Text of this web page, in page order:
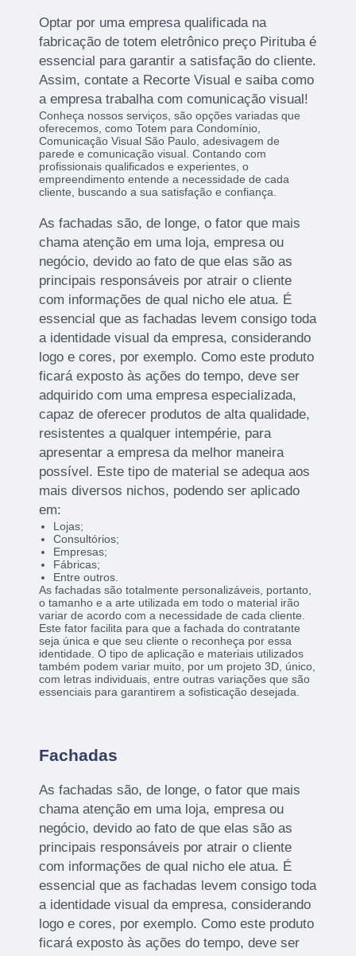
Optar por uma empresa qualificada na
fabricação de totem eletrônico preço Pirituba é
essencial para garantir a satisfação do cliente.
Assim, contate a Recorte Visual e saiba como
a empresa trabalha com comunicação visual!
Conheça nossos serviços, são opções variadas que
oferecemos, como Totem para Condomínio,
Comunicação Visual São Paulo, adesivagem de
parede e comunicação visual. Contando com
profissionais qualificados e experientes, o
empreendimento entende a necessidade de cada
cliente, buscando a sua satisfação e confiança.
As fachadas são, de longe, o fator que mais
chama atenção em uma loja, empresa ou
negócio, devido ao fato de que elas são as
principais responsáveis por atrair o cliente
com informações de qual nicho ele atua. É
essencial que as fachadas levem consigo toda
a identidade visual da empresa, considerando
logo e cores, por exemplo. Como este produto
ficará exposto às ações do tempo, deve ser
adquirido com uma empresa especializada,
capaz de oferecer produtos de alta qualidade,
resistentes a qualquer intempérie, para
apresentar a empresa da melhor maneira
possível. Este tipo de material se adequa aos
mais diversos nichos, podendo ser aplicado
em:
Lojas;
Consultórios;
Empresas;
Fábricas;
Entre outros.
As fachadas são totalmente personalizáveis, portanto,
o tamanho e a arte utilizada em todo o material irão
variar de acordo com a necessidade de cada cliente.
Este fator facilita para que a fachada do contratante
seja única e que seu cliente o reconheça por essa
identidade. O tipo de aplicação e materiais utilizados
também podem variar muito, por um projeto 3D, único,
com letras individuais, entre outras variações que são
essenciais para garantirem a sofisticação desejada.
Fachadas
As fachadas são, de longe, o fator que mais
chama atenção em uma loja, empresa ou
negócio, devido ao fato de que elas são as
principais responsáveis por atrair o cliente
com informações de qual nicho ele atua. É
essencial que as fachadas levem consigo toda
a identidade visual da empresa, considerando
logo e cores, por exemplo. Como este produto
ficará exposto às ações do tempo, deve ser